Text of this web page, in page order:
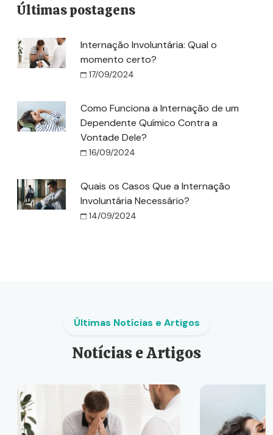
Últimas postagens
Internação Involuntária: Qual o
momento certo?
17/09/2024
Como Funciona a Internação de um
Dependente Químico Contra a
Vontade Dele?
16/09/2024
Quais os Casos Que a Internação
Involuntária Necessário?
14/09/2024
Últimas Notícias e Artigos
Notícias e Artigos